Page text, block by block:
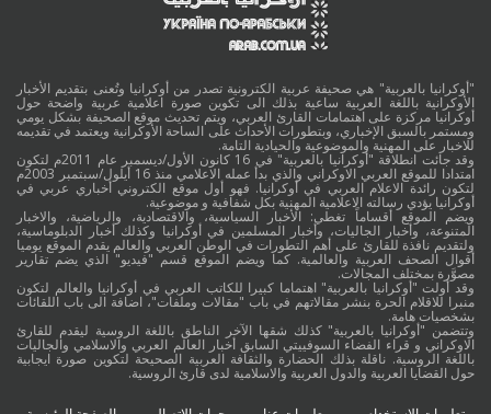
"أوكرانيا بالعربية" هي صحيفة عربية الكترونية تصدر من أوكرانيا وتُعنى بتقديم الأخبار
الأوكرانية باللغة العربية ساعية بذلك الى تكوين صورة اعلامية عربية واضحة حول
أوكرانيا مركزة على اهتمامات القارئ العربي، ويتم تحديث موقع الصحيفة بشكل يومي
ومستمر بالسبق الإخباري، وبتطورات الأحداث على الساحة الأوكرانية ويعتمد في تقديمه
للاخبار على المهنية والموضوعية والحيادية التامة.
وقد جائت انطلاقة "أوكرانيا بالعربية" في 16 كانون الأول/ديسمبر عام 2011م لتكون
امتدادا للموقع العربي الاوكراني والذي بدأ عمله الاعلامي منذ 16 أيلول/سبتمبر 2003م
لتكون رائدة الاعلام العربي في أوكرانيا. فهو أول موقع الكتروني أخباري عربي في
أوكرانيا يؤدي رسالته الاعلامية المهنية بكل شفافية و موضوعية.
ويضم الموقع أقساماً تغطي: الأخبار السياسية، والاقتصادية، والرياضية، والاخبار
المتنوعة، وأخبار الجاليات، وأخبار المسلمين في أوكرانيا وكذلك أخبار الدبلوماسية،
ولتقديم نافذة للقارئ على أهم التطورات في الوطن العربي والعالم يقدم الموقع يوميا
أقوال الصحف العربية والعالمية. كما ويضم الموقع قسم "فيديو" الذي يضم تقارير
مصوَّرة بمختلف المجالات.
وقد أولت "أوكرانيا بالعربية" اهتماما كبيرا للكاتب العربي في أوكرانيا والعالم لتكون
منبرا للاقلام الحرة بنشر مقالاتهم في باب "مقالات وملفات"، اضافة الى باب اللقائات
بشخصيات هامة.
وتتضمن "أوكرانيا بالعربية" كذلك شقها الآخر الناطق باللغة الروسية ليقدم للقارئ
الاوكراني و قراء الفضاء السوفييتي السابق أخبار العالم العربي والاسلامي والجاليات
باللغة الروسية. ناقلة بذلك الحضارة والثقافة العربية الصحيحة لتكوين صورة ايجابية
حول القضايا العربية والدول العربية والاسلامية لدى قارئ الروسية.